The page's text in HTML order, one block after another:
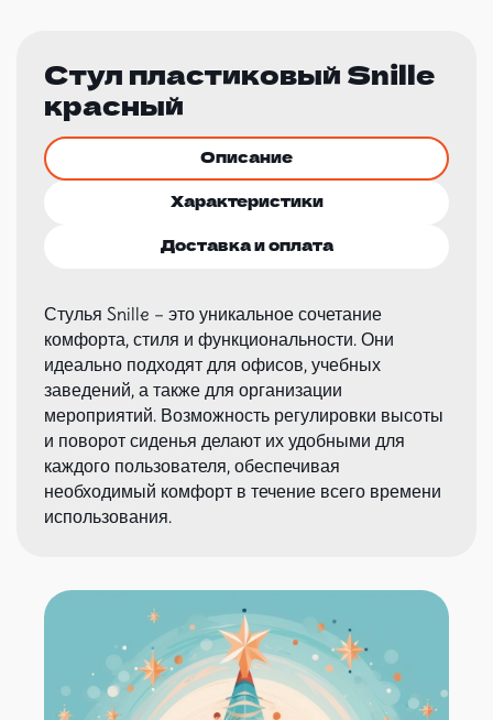
Стул пластиковый Snille
красный
Описание
Характеристики
Доставка и оплата
Стулья Snille – это уникальное сочетание
комфорта, стиля и функциональности. Они
идеально подходят для офисов, учебных
заведений, а также для организации
мероприятий. Возможность регулировки высоты
и поворот сиденья делают их удобными для
каждого пользователя, обеспечивая
необходимый комфорт в течение всего времени
использования.